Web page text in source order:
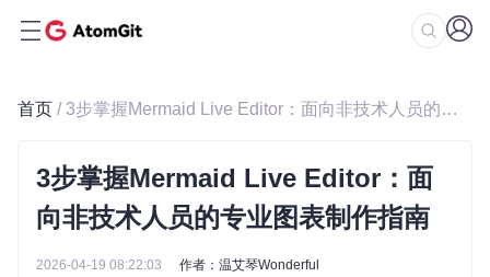
首页 / 3步掌握Mermaid Live Editor：面向非技术人员的专业图表制作指南
3步掌握Mermaid Live Editor：面
向非技术人员的专业图表制作指南
2026-04-19 08:22:03 作者：温艾琴Wonderful